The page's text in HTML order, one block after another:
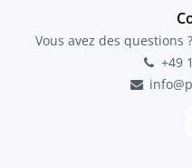
Vous avez des questions
+49